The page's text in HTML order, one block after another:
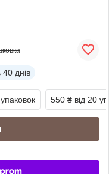
40 днів
550 ₴ від 20